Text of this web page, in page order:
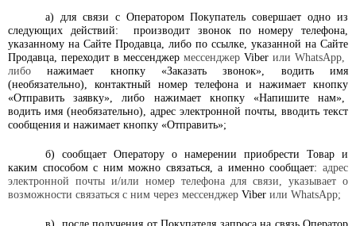
а) для связи с Оператором Покупатель совершает одно из
следующих действий:
производит звонок по номеру телефона,
указанному на Сайте Продавца, либо по ссылке, указанной на Сайте
Продавца, переходит в мессенджер мессенджер Viber или WhatsApp,
либонажимает кнопку «Заказать звонок», водить имя
(необязательно), контактный номер телефона и нажимает кнопку
«Отправить заявку», либо нажимает кнопку «Напишите нам»,
водить имя (необязательно), адрес электронной почты, вводить текст
сообщения и нажимает кнопку «Отправить»;
б) сообщает Оператору о намерении приобрести Товар и
каким способом с ним можно связаться, а именно сообщает: адрес
электронной почты и/или номер телефона для связи, указывает о
возможности связаться с ним через мессенджер Viber или WhatsApp;